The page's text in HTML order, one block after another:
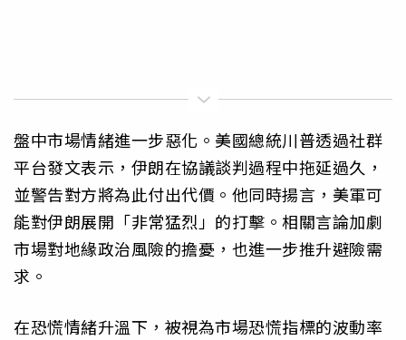
盤中市場情緒進一步惡化。美國總統川普透過社群
平台發文表示，伊朗在協議談判過程中拖延過久，
並警告對方將為此付出代價。他同時揚言，美軍可
能對伊朗展開「非常猛烈」的打擊。相關言論加劇
市場對地緣政治風險的擔憂，也進一步推升避險需
求。
在恐慌情緒升溫下，被視為市場恐慌指標的波動率